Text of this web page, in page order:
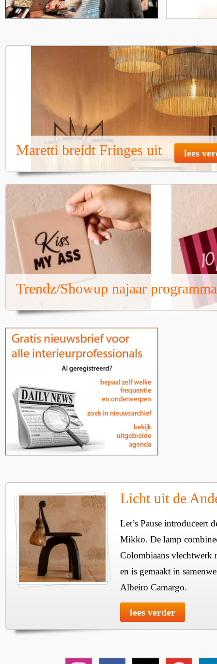
Maretti breidt Fringes uit lees
Trendz/Showup najaar programma
Licht uit de
Let’s Pause introduceert
Mikko. De lamp
Colombiaans vlechtwerk
en is gemaakt in
Albeiro Camargo.
lees verder